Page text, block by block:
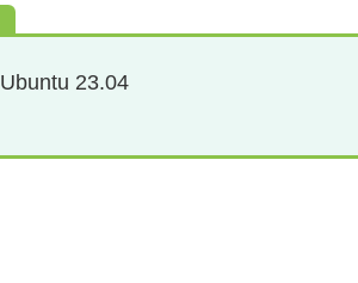
Ubuntu 23.04